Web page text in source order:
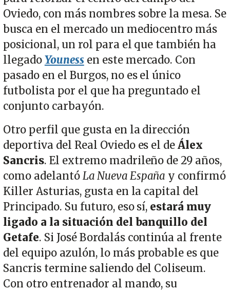
Oviedo, con más nombres sobre la mesa. Se
busca en el mercado un mediocentro más
posicional, un rol para el que también ha
llegadoYouness en este mercado. Con
pasado en el Burgos, no es el único
futbolista por el que ha preguntado el
conjunto carbayón.
Otro perfil que gusta en la dirección
deportiva del Real Oviedo es el deÁlex
Sancris. El extremo madrileño de 29 años,
como adelantóLa Nueva España y confirmó
Killer Asturias, gusta en la capital del
Principado. Su futuro, eso sí, estará muy
ligado a la situación del banquillo del
Getafe. Si José Bordalás continúa al frente
del equipo azulón, lo más probable es que
Sancris termine saliendo del Coliseum.
Con otro entrenador al mando, su